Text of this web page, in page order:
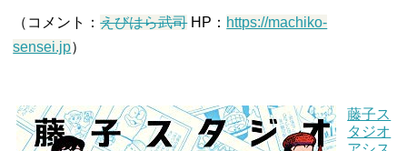
（コメント：えびはら武司HP： https://machiko-
sensei.jp）
藤子ス
タジオ